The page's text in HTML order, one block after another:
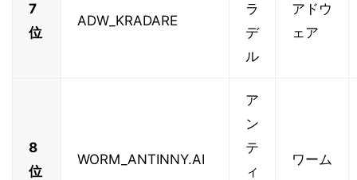
7
位
ADW_KRADARE
ラ
デ
ル
アドウ
ェア
8
位
WORM_ANTINNY.AI
ア
ン
テ
ィ
ワーム